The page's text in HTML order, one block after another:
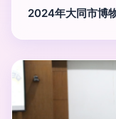
2024年大同市博